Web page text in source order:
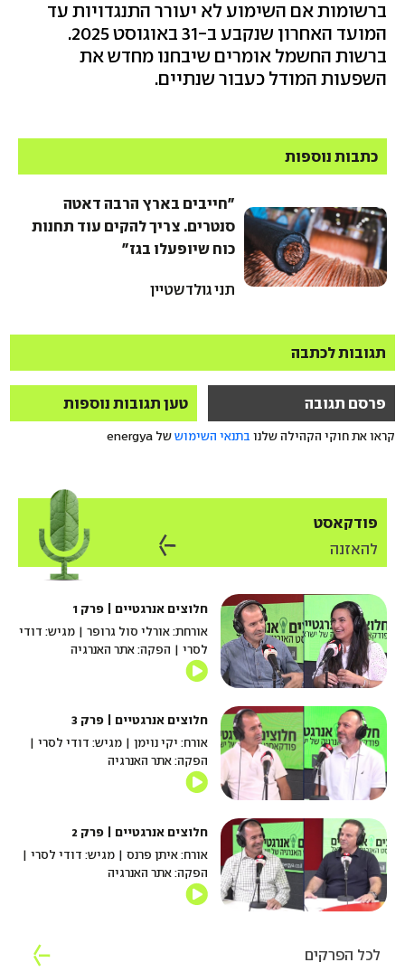
ברשומות אם השימוע לא יעורר התנגדויות עד
המועד האחרון שנקבע ב-31 באוגוסט 2025.
ברשות החשמל אומרים שיבחנו מחדש את
השפעות המודל כעבור שנתיים.
כתבות נוספות
"חייבים בארץ הרבה דאטה
סנטרים. צריך להקים עוד תחנות
כוח שיופעלו בגז"
תני גולדשטיין
תגובות לכתבה
פרסם תגובה טען תגובות נוספות
קראו את חוקי הקהילה שלנו בתנאי השימוששל energya
פודקאסט
להאזנה
חלוצים אנרגטיים | פרק 1
אורחת: אורלי סול גרופר | מגיש: דודי
לסרי | הפקה: אתר האנרגיה
חלוצים אנרגטיים | פרק 3
אורח: יקי נוימן | מגיש: דודי לסרי |
הפקה: אתר האנרגיה
חלוצים אנרגטיים | פרק 2
אורח: איתן פרנס | מגיש: דודי לסרי |
הפקה: אתר האנרגיה
לכל הפרקים